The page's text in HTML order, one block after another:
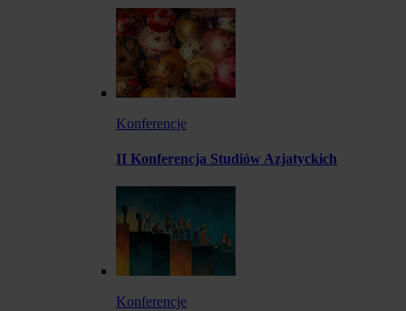
Konferencje
II Konferencja Studiów Azjatyckich
Konferencje